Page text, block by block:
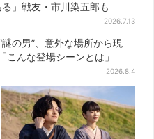
」戦友・市川染五郎も
2026.7.13
の男”、意外な場所から現
んな登場シーンとは」
2026.8.4